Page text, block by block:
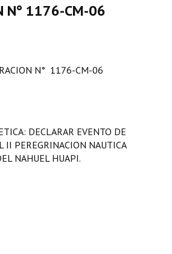
N° 1176-CM-06
N° 1176-CM-06
DECLARAR EVENTO DE
II PEREGRINACION NAUTICA
NAHUEL HUAPI.